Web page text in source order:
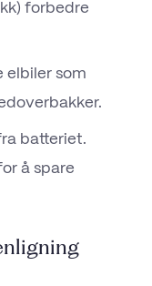
forbedre
elbiler som
batteriet.
å spare